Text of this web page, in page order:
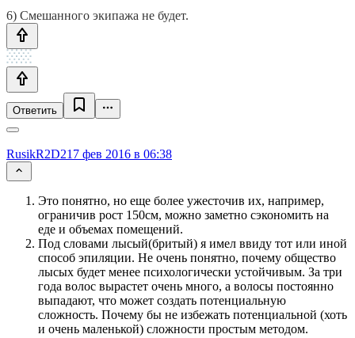
6) Смешанного экипажа не будет.
Ответить
RusikR2D217 фев 2016 в 06:38
Это понятно, но еще более ужесточив их, например,
ограничив рост 150см, можно заметно сэкономить на
еде и объемах помещений.
Под словами лысый(бритый) я имел ввиду тот или иной
способ эпиляции. Не очень понятно, почему общество
лысых будет менее психологически устойчивым. За три
года волос вырастет очень много, а волосы постоянно
выпадают, что может создать потенциальную
сложность. Почему бы не избежать потенциальной (хоть
и очень маленькой) сложности простым методом.